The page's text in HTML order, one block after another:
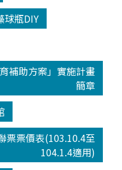
瓶DIY
補助方案」實施計畫
簡章
票票價表(103.10.4至
104.1.4適用)